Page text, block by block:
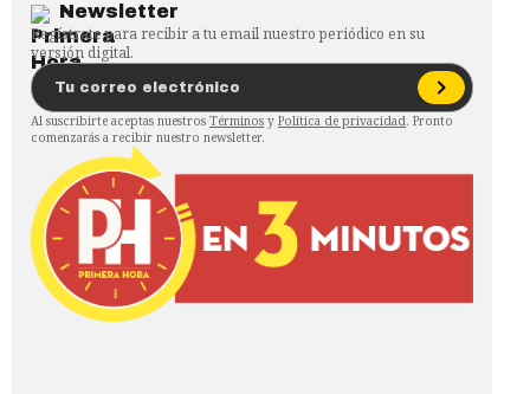
Newsletter
Regístrate para recibir a tu email nuestro periódico en su
versión digital.
Al suscribirte aceptas nuestros Términos y Política de privacidad. Pronto
comenzarás a recibir nuestro newsletter.